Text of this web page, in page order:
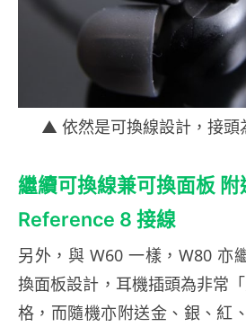
▲ 依然是可換線設計，接頭
繼續可換線兼可換面板 附
Reference 8 接線
另外，與 W60 一樣，W80 亦
換面板設計，耳機插頭為非常
格，而隨機亦附送金、銀、紅